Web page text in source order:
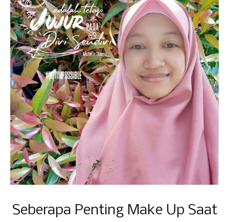
Seberapa Penting Make Up Saat